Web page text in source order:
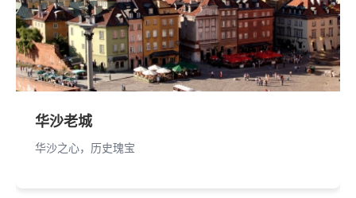
华沙老城
华沙之心，历史瑰宝